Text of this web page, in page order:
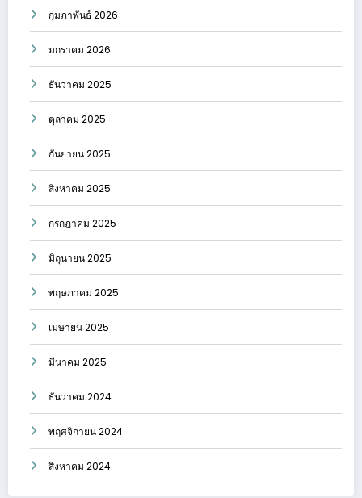
กุมภาพันธ์ 2026
มกราคม 2026
ธันวาคม 2025
ตุลาคม 2025
กันยายน 2025
สิงหาคม 2025
กรกฎาคม 2025
มิถุนายน 2025
พฤษภาคม 2025
เมษายน 2025
มีนาคม 2025
ธันวาคม 2024
พฤศจิกายน 2024
สิงหาคม 2024